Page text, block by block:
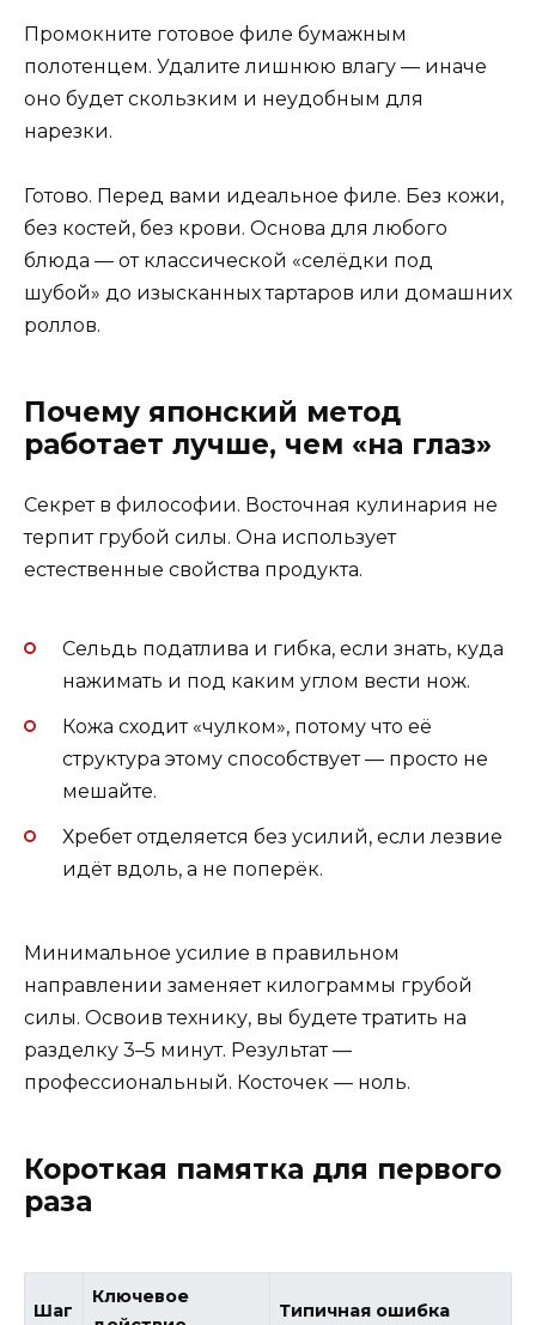
Промокните готовое филе бумажным
полотенцем. Удалите лишнюю влагу — иначе
оно будет скользким и неудобным для
нарезки.
Готово. Перед вами идеальное филе. Без кожи,
без костей, без крови. Основа для любого
блюда — от классической «селёдки под
шубой» до изысканных тартаров или домашних
роллов.
Почему японский метод
работает лучше, чем «на глаз»
Секрет в философии. Восточная кулинария не
терпит грубой силы. Она использует
естественные свойства продукта.
Сельдь податлива и гибка, если знать, куда
нажимать и под каким углом вести нож.
Кожа сходит «чулком», потому что её
структура этому способствует — просто не
мешайте.
Хребет отделяется без усилий, если лезвие
идёт вдоль, а не поперёк.
Минимальное усилие в правильном
направлении заменяет килограммы грубой
силы. Освоив технику, вы будете тратить на
разделку 3–5 минут. Результат —
профессиональный. Косточек — ноль.
Короткая памятка для первого
раза
Шаг
Ключевое
Типичная ошибка